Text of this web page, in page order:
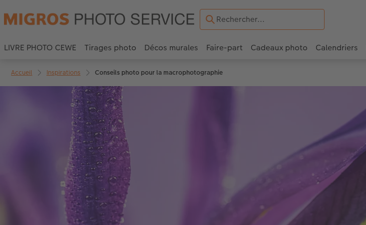
LIVRE PHOTO CEWE Tirages photo Décos murales Faire-part Cadeaux photo Calendriers
Accueil Inspirations Conseils photo pour la macrophotographie